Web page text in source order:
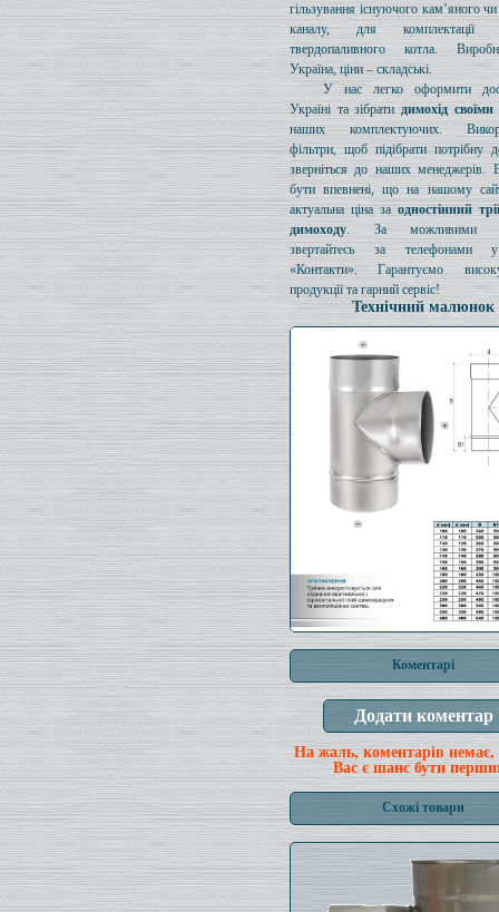
гільзування існуючого кам’яного
каналу, для комплектації
твердопаливного котла.
Україна, ціни – складські.
У нас легко оформити
Україні та зібратидимохід
наших комплектуючих.
фільтри, щоб підібрати потрібну
зверніться до наших менеджерів.
бути впевнені, що на нашому
актуальна ціна заодностінний
димоходу. За можливими
звертайтесь за телефонами
«Контакти». Гарантуємо
продукції та гарний сервіс!
Технічний малюнок
Коментарі
На жаль, коментарів немає,
Вас є шанс бути
Схожі товари